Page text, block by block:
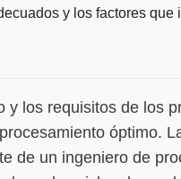
y los factores
y los requisitos de los
óptimo.
de un ingeniero de